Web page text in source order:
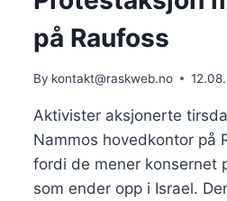
på Raufoss
By kontakt@raskweb.no
Aktivister aksjonerte
Nammos hovedkontor på
fordi de mener konsernet
som ender opp i Israel.